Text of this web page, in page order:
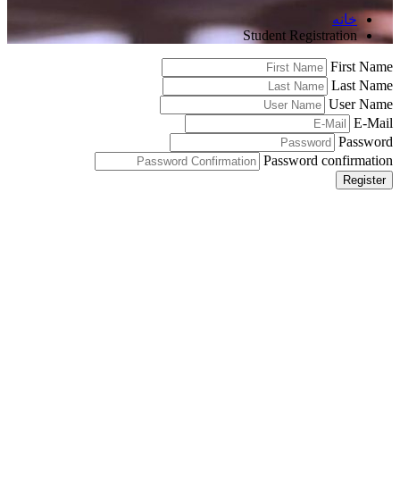
خانه
Student Registration
First Name
Last Name
User Name
E-Mail
Password
Password confirmation
Register